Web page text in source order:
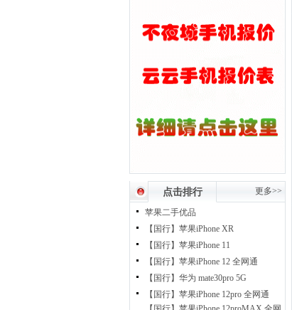
点击排行 更多>>
苹果二手优品
【国行】苹果iPhone XR
【国行】苹果iPhone 11
【国行】苹果iPhone 12 全网通
【国行】华为 mate30pro 5G
【国行】苹果iPhone 12pro 全网通